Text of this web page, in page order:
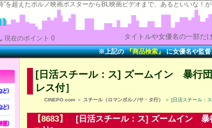
”を超えたポルノ映画ポスターからBL映画ビデオまで、あるといいな！が
[日活スチール：ス] ズームイン 暴行
レス付］
CINEPO.com ＞ スチール（ロマンポルノ/サ・タ行） ＞ [日活スチール：
【8683】
[日活スチール：ス] ズームイン 暴
タイトルや女優名の一部だ
※上記の『商品検索』に女優名や監督、タイ
現在のポイント 0